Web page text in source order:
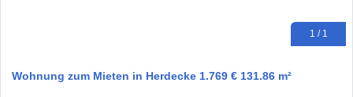
1 / 1
Wohnung zum Mieten in Herdecke 1.769 € 131.86 m²